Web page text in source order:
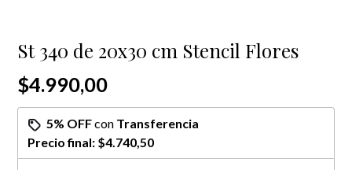
St 340 de 20x30 cm Stencil Flores
$4.990,00
5% OFFcon Transferencia
Precio final: $4.740,50